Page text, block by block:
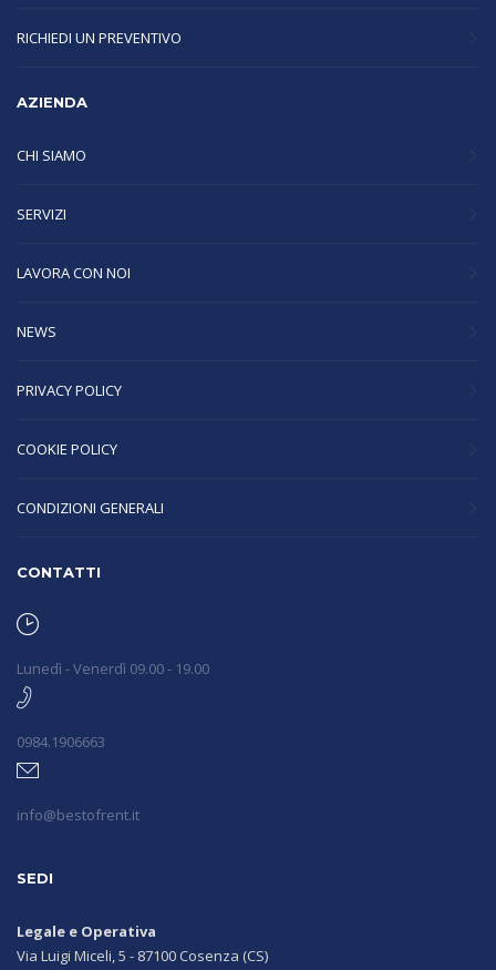
RICHIEDI UN PREVENTIVO
AZIENDA
CHI SIAMO
SERVIZI
LAVORA CON NOI
NEWS
PRIVACY POLICY
COOKIE POLICY
CONDIZIONI GENERALI
CONTATTI
Lunedì - Venerdì 09.00 - 19.00
0984.1906663
info@bestofrent.it
SEDI
Legale e Operativa
Via Luigi Miceli, 5 - 87100 Cosenza (CS)